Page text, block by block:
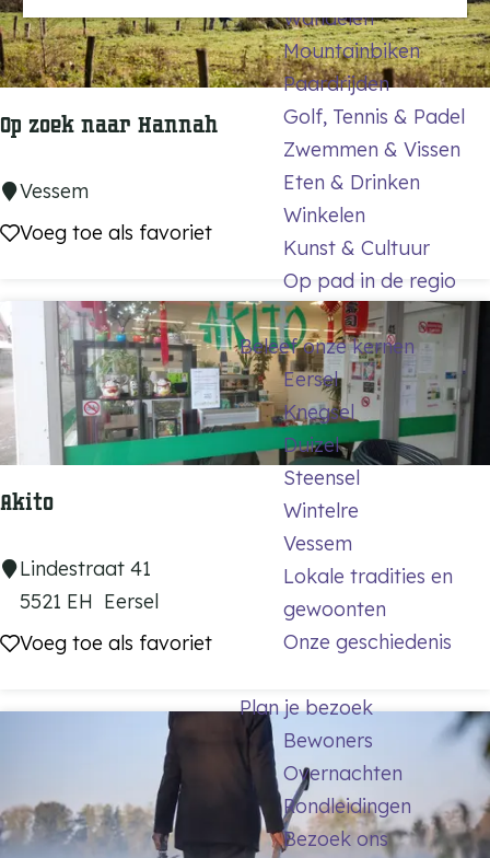
a
g
e
Wandelen
Mountainbiken
Paardrijden
Golf, Tennis & Padel
Zwemmen & Vissen
Eten & Drinken
Winkelen
Kunst & Cultuur
Op pad in de regio
Beleef onze kernen
Eersel
Knegsel
Duizel
Steensel
Wintelre
Vessem
Lokale tradities en
gewoonten
Onze geschiedenis
Plan je bezoek
Bewoners
Overnachten
Rondleidingen
Bezoek ons
k
j
e
:
r
o
p
:Op zoek naar Hannah
O
p
e
k
n
a
H
n
a
Vessem
Voeg toe als favoriet
Voeg toe als favoriet
Akito
A
i
Lindestraat 41
5521 EH Eersel
Voeg toe als favoriet
Voeg toe als favoriet